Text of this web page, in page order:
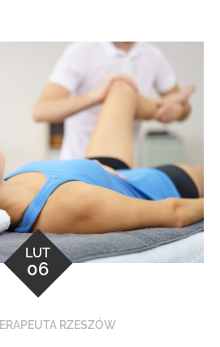
LUT
06
RZESZÓW